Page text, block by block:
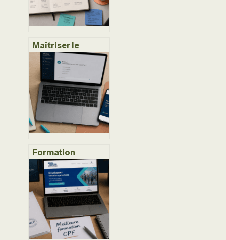
Maîtriser le
parcours client : 4
ateliers pour
transformer
l’expérience
utilisateur en
levier de
croissance
Formation
chatbot : 5
compétences
techniques pour
concevoir des
agents IA fiables
et performants